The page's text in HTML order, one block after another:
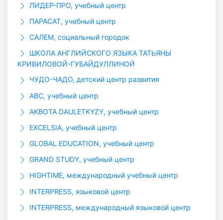
ЛИДЕР-ПРО, учебный центр
ПАРАСАТ, учебный центр
САЛЕМ, социальный городок
ШКОЛА АНГЛИЙСКОГО ЯЗЫКА ТАТЬЯНЫ
КРИВИЛОВОЙ-ГУБАЙДУЛЛИНОЙ
ЧУДО-ЧАДО, детский центр развития
ABC, учебный центр
AKBOTA DAULETKYZY, учебный центр
EXCELSIA, учебный центр
GLOBAL EDUCATION, учебный центр
GRAND STUDY, учебный центр
HIGHTIME, международный учебный центр
INTERPRESS, языковой центр
INTERPRESS, международный языковой центр